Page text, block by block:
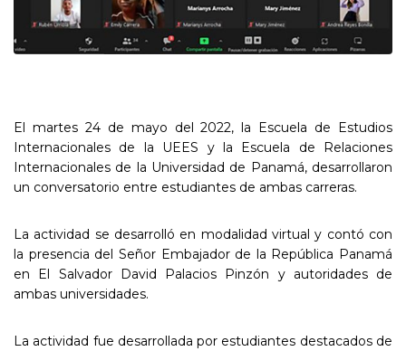
El martes 24 de mayo del 2022, la Escuela de Estudios
Internacionales de la UEES y la Escuela de Relaciones
Internacionales de la Universidad de Panamá, desarrollaron
un conversatorio entre estudiantes de ambas carreras.
La actividad se desarrolló en modalidad virtual y contó con
la presencia del Señor Embajador de la República Panamá
en El Salvador David Palacios Pinzón y autoridades de
ambas universidades.
La actividad fue desarrollada por estudiantes destacados de